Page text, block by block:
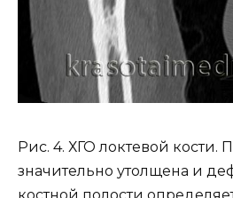
Рис. 4. ХГО локтевой кости.
значительно утолщена и
костной полости